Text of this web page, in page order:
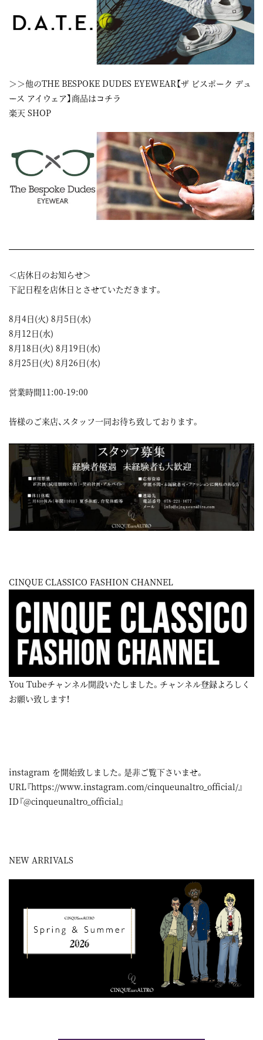
＞＞他のTHE BESPOKE DUDES EYEWEAR【ザ ビスポーク デュ
ース アイウェア】商品はコチラ
楽天 SHOP
＜店休日のお知らせ＞
下記日程を店休日とさせていただきます。
8月4日(火) 8月5日(水)
8月12日(水)
8月18日(火) 8月19日(水)
8月25日(火) 8月26日(水)
営業時間11:00-19:00
皆様のご来店、スタッフ一同お待ち致しております。
CINQUE CLASSICO FASHION CHANNEL
You Tubeチャンネル開設いたしました。チャンネル登録よろしく
お願い致します！
instagram を開始致しました。是非ご覧下さいませ。
URL『https://www.instagram.com/cinqueunaltro_official/』
ID『@cinqueunaltro_official』
NEW ARRIVALS